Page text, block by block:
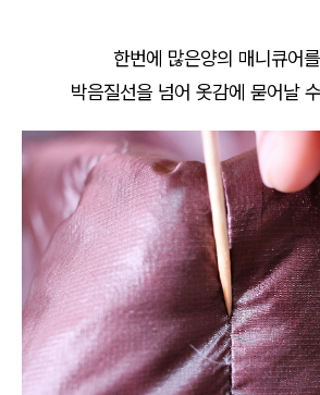
한번에 많은양의 매니큐어
박음질선을 넘어 옷감에 묻어날